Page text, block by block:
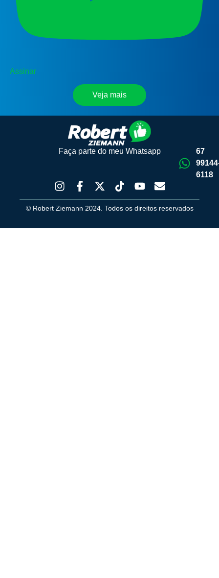
Assinar
Veja mais
Faça parte do meu Whatsapp
67
6118
© Robert Ziemann 2024. Todos os direitos reservados